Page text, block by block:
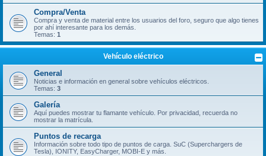
Compra/Venta
Compra y venta de material entre los usuarios del foro, seguro que algo tienes
por ahí interesante para los demás.
Temas: 1
Vehículo eléctrico
General
Noticias e información en general sobre vehículos eléctricos.
Temas: 3
Galería
Aquí puedes mostrar tu flamante vehículo. Por privacidad, recuerda no
mostrar la matrícula.
Puntos de recarga
Información sobre todo tipo de puntos de carga. SuC (Superchargers de
Tesla), IONITY, EasyCharger, MOBI-E y más.